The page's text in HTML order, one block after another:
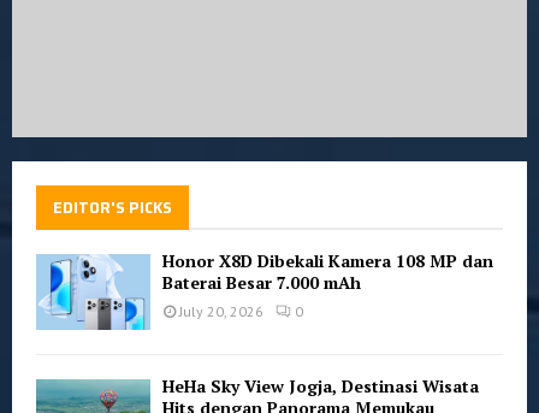
EDITOR'S PICKS
Honor X8D Dibekali Kamera 108 MP dan
Baterai Besar 7.000 mAh
July 20, 2026 0
HeHa Sky View Jogja, Destinasi Wisata
Hits dengan Panorama Memukau